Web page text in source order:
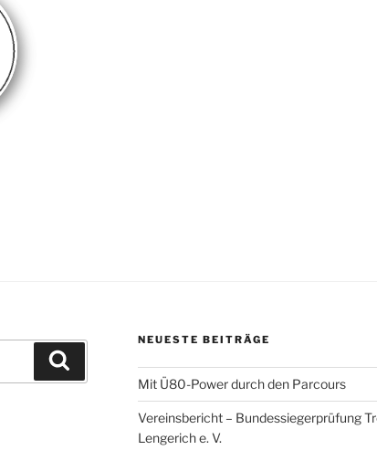
NEUESTE BEITRÄGE
Mit Ü80-Power durch den Parcours
Vereinsbericht – Bundessiegerprüfung
Lengerich e. V.